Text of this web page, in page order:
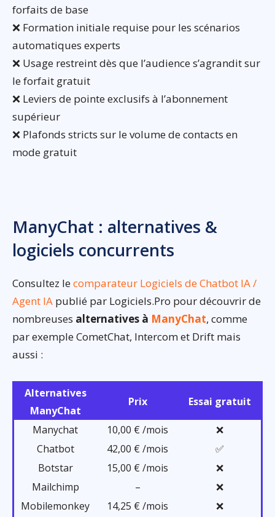
forfaits de base
❌ Formation initiale requise pour les scénarios
automatiques experts
❌ Usage restreint dès que l’audience s’agrandit sur
le forfait gratuit
❌ Leviers de pointe exclusifs à l’abonnement
supérieur
❌ Plafonds stricts sur le volume de contacts en
mode gratuit
ManyChat : alternatives &
logiciels concurrents
Consultez lecomparateur Logiciels de Chatbot IA /
Agent IA publié par Logiciels.Pro pour découvrir de
nombreuses alternatives à ManyChat, comme
par exemple CometChat, Intercom et Drift mais
aussi :
Alternatives
ManyChat
Prix Essai gratuit
Manychat 10,00 € /mois
❌
Chatbot
42,00 € /mois
✅
Botstar
15,00 € /mois
❌
Mailchimp
–
❌
Mobilemonkey
14,25 € /mois
❌